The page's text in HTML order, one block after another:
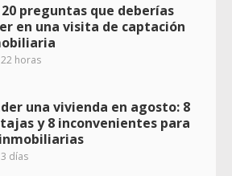
20 preguntas que deberías
en una visita de captación
horas
una vivienda en agosto: 8
y 8 inconvenientes para
días